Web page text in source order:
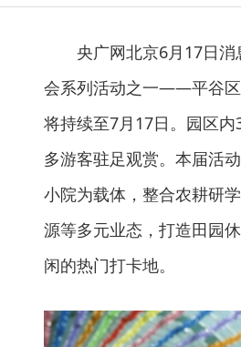
央广网北京6月17日
会系列活动之一——平谷区
将持续至7月17日。园区
多游客驻足观赏。本届活
小院为载体，整合农耕研
源等多元业态，打造田园
闲的热门打卡地。